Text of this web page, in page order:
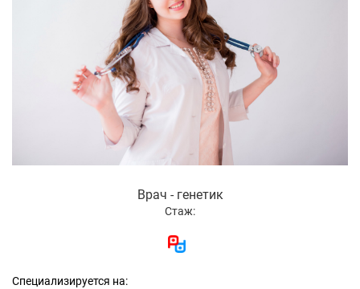
Врач - генетик
Стаж:
Специализируется на: